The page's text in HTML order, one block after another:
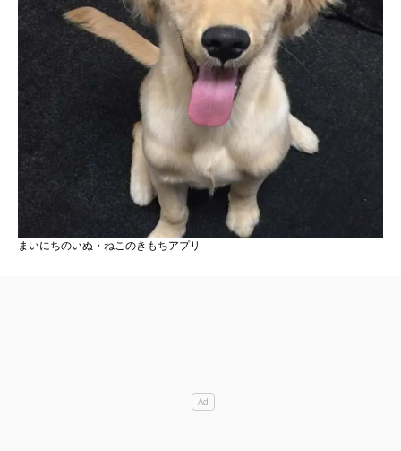
まいにちのいぬ・ねこのきもちアプリ